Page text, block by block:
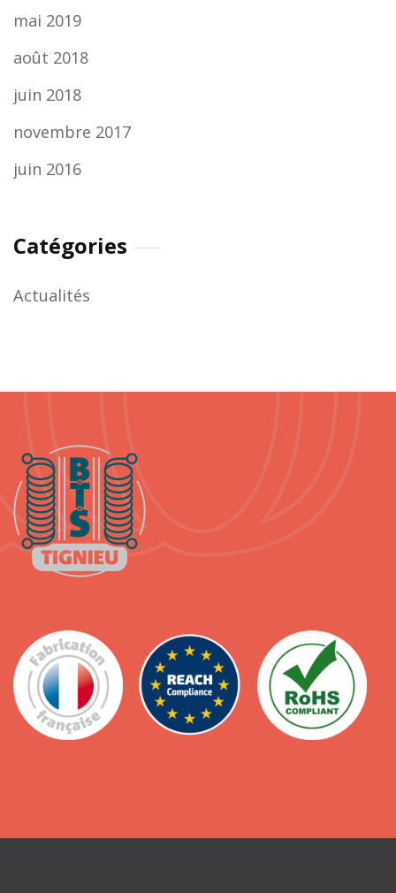
mai 2019
août 2018
juin 2018
novembre 2017
juin 2016
Catégories
Actualités